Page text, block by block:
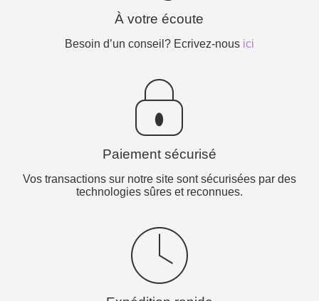
À votre écoute
Besoin d’un conseil? Ecrivez-nous ici
Paiement sécurisé
Vos transactions sur notre site sont sécurisées par des
technologies sûres et reconnues.